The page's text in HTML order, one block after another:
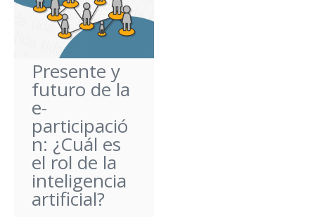
Presente y
futuro de la
e-
participació
n: ¿Cuál es
el rol de la
inteligencia
artificial?